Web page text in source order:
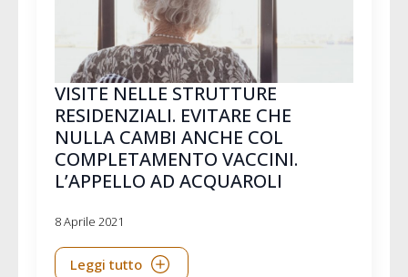
VISITE NELLE STRUTTURE
RESIDENZIALI. EVITARE CHE
NULLA CAMBI ANCHE COL
COMPLETAMENTO VACCINI.
L’APPELLO AD ACQUAROLI
8 Aprile 2021
Leggi tutto